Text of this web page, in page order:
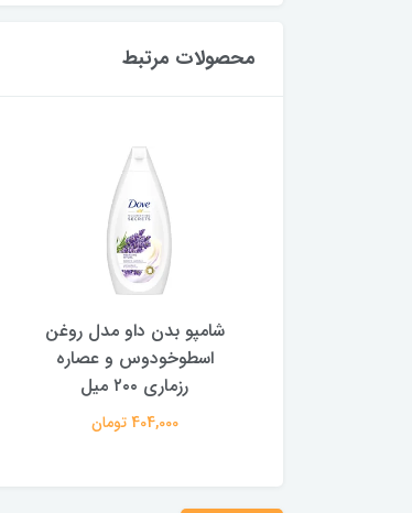
محصولات مرتبط
شامپو بدن ‌داو مدل روغن
اسطوخودوس و عصاره
رزماری ۲۰۰ میل
404,000 تومان